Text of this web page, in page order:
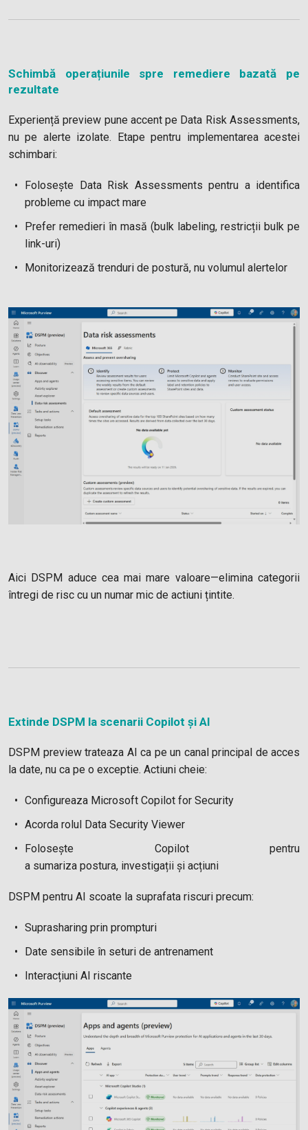
Schimbă operațiunile spre remediere bazată pe
rezultate
Experiență preview pune accent pe Data Risk Assessments,
nu pe alerte izolate. Etape pentru implementarea acestei
schimbari:
Folosește Data Risk Assessments pentru a identifica
probleme cu impact mare
Prefer remedieri în masă (bulk labeling, restricții bulk pe
link-uri)
Monitorizează trenduri de postură, nu volumul alertelor
Aici DSPM aduce cea mai mare valoare—elimina categorii
întregi de risc cu un numar mic de actiuni țintite.
Extinde DSPM la scenarii Copilot și AI
DSPM preview trateaza AI ca pe un canal principal de acces
la date, nu ca pe o exceptie. Actiuni cheie:
Configureaza Microsoft Copilot for Security
Acorda rolul Data Security Viewer
Folosește Copilot pentru
a sumariza postura, investigații și acțiuni
DSPM pentru AI scoate la suprafata riscuri precum:
Suprasharing prin prompturi
Date sensibile în seturi de antrenament
Interacțiuni AI riscante